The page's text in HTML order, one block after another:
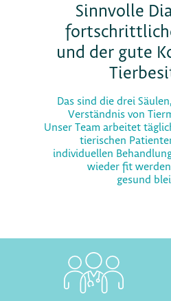
Sinnvolle
und der gute
Das sind die drei
Verständnis von
Unser Team arbeitet
tierischen
individuellen
wieder fit
gesund